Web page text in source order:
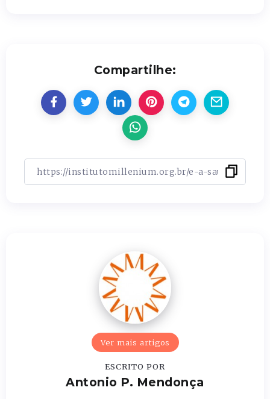
Compartilhe:
Ver mais artigos
ESCRITO POR
Antonio P. Mendonça